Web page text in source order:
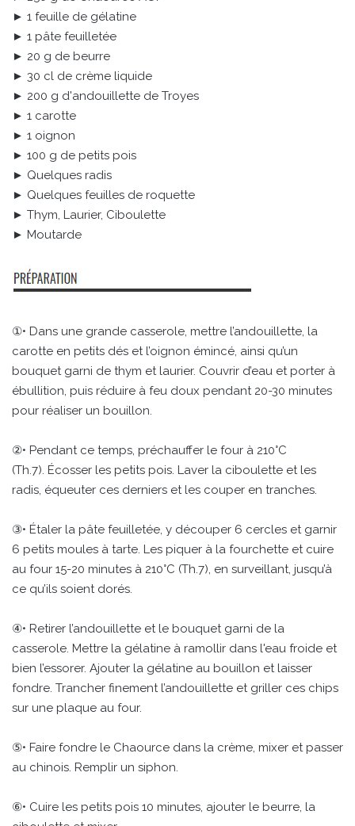
► 1 feuille de gélatine
► 1 pâte feuilletée
► 20 g de beurre
► 30 cl de crème liquide
► 200 g d'andouillette de Troyes
► 1 carotte
► 1 oignon
► 100 g de petits pois
► Quelques radis
► Quelques feuilles de roquette
► Thym, Laurier, Ciboulette
► Moutarde
①• Dans une grande casserole, mettre l’andouillette, la
carotte en petits dés et l’oignon émincé, ainsi qu’un
bouquet garni de thym et laurier. Couvrir d’eau et porter à
ébullition, puis réduire à feu doux pendant 20-30 minutes
pour réaliser un bouillon.
②• Pendant ce temps, préchauffer le four à 210°C
(Th.7). Écosser les petits pois. Laver la ciboulette et les
radis, équeuter ces derniers et les couper en tranches.
③• Étaler la pâte feuilletée, y découper 6 cercles et garnir
6 petits moules à tarte. Les piquer à la fourchette et cuire
au four 15-20 minutes à 210°C (Th.7), en surveillant, jusqu’à
ce qu’ils soient dorés.
④• Retirer l’andouillette et le bouquet garni de la
casserole. Mettre la gélatine à ramollir dans l'eau froide et
bien l’essorer. Ajouter la gélatine au bouillon et laisser
fondre. Trancher finement l’andouillette et griller ces chips
sur une plaque au four.
⑤• Faire fondre le Chaource dans la crème, mixer et passer
au chinois. Remplir un siphon.
⑥• Cuire les petits pois 10 minutes, ajouter le beurre, la